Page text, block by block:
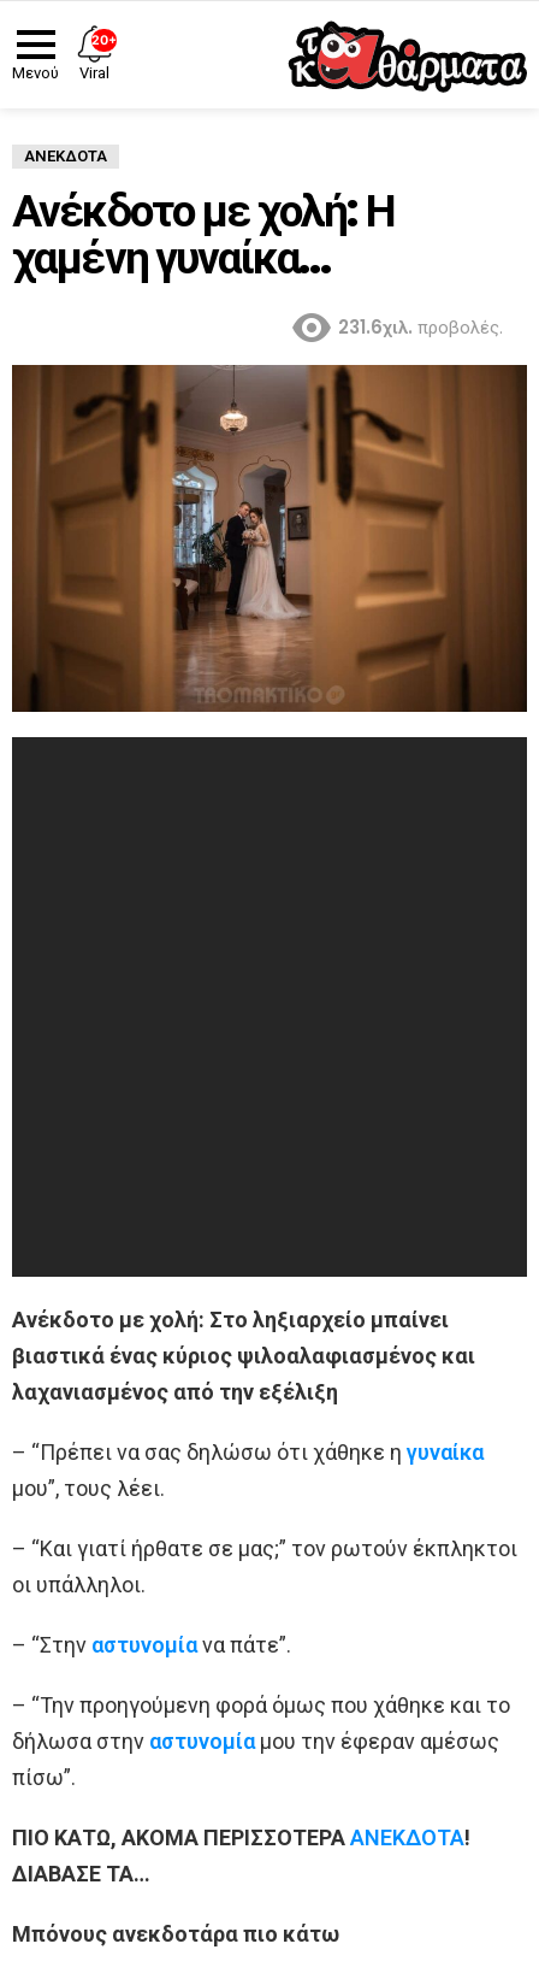
Μενού
ΑΝΈΚΔΟΤΑ
Ανέκδοτο με χολή: Η
χαμένη γυναίκα…
231.6χιλ. προβολές.
Ανέκδοτο με χολή: Στο ληξιαρχείο μπαίνει
βιαστικά ένας κύριος ψιλοαλαφιασμένος και
λαχανιασμένος από την εξέλιξη
– “Πρέπει να σας δηλώσω ότι χάθηκε η γυναίκα
μου”, τους λέει.
– “Και γιατί ήρθατε σε μας;” τον ρωτούν έκπληκτοι
οι υπάλληλοι.
– “Στην αστυνομίανα πάτε”.
– “Την προηγούμενη φορά όμως που χάθηκε και το
δήλωσα στην αστυνομίαμου την έφεραν αμέσως
πίσω”.
ΠΙΟ ΚΑΤΩ, ΑΚΟΜΑ ΠΕΡΙΣΣΟΤΕΡΑΑΝΕΚΔΟΤΑ!
ΔΙΑΒΑΣΕ ΤΑ…
Μπόνους ανεκδοτάρα πιο κάτω
20+
Viral